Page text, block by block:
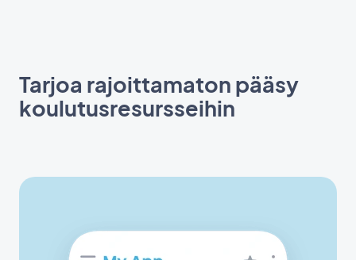
Tarjoa rajoittamaton pääsy
koulutusresursseihin